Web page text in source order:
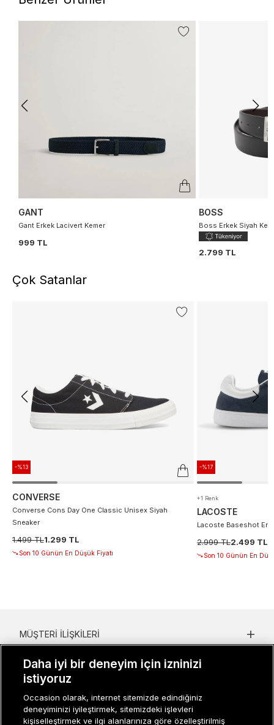
GANT
Gant Erkek Lacivert Kemer
999 TL
BOSS
Boss Erkek Siyah
2.799 TL
Çok Satanlar
-%13
CONVERSE
Converse Cons Day One Classic Unisex Siyah
Sneaker
1.499 TL1.299 TL
Son 10 Günün En Düşük Fiyatı
-%17
+1 Renk
LACOSTE
Lacoste Baseshot
2.999 TL2.499 TL
Son 10 Günün En
MÜŞTERI İLIŞKILERI
KURUMSAL
KADIN KATEGORILER
GRUP MARKALAR
Daha iyi bir deneyim için izninizi
istiyoruz
Occasion olarak, internet sitemizde edindiğiniz
deneyiminizi iyileştirmek, sitemizdeki işlevleri
kişiselleştirmek ve ilgi alanlarınıza göre özelleştirilmiş